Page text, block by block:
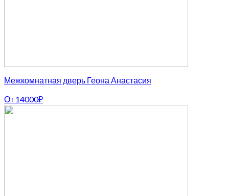
Межкомнатная дверь Геона Анастасия
От 14000₽